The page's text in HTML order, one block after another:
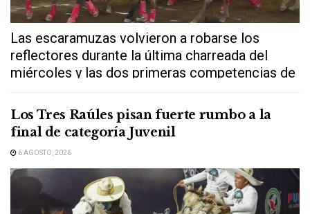
Las escaramuzas volvieron a robarse los
reflectores durante la última charreada del
miércoles y las dos primeras competencias de
Los Tres Raúles pisan fuerte rumbo a la
final de categoría Juvenil
6 AGOSTO, 2026